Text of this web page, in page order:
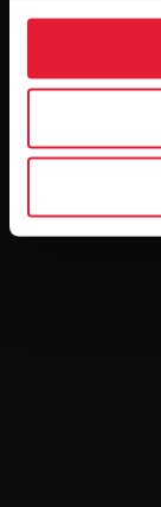
Accesorios